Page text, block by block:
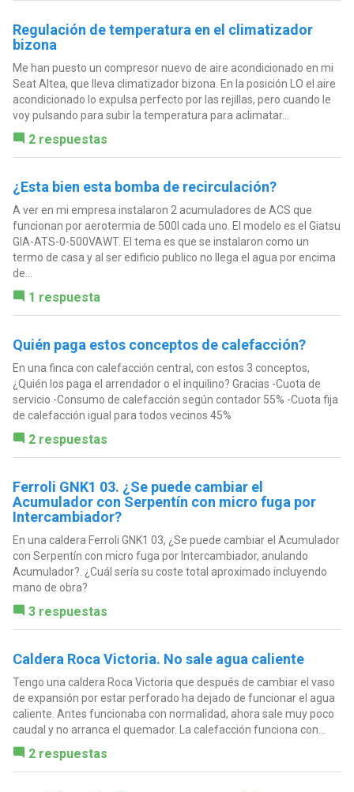
Regulación de temperatura en el climatizador
bizona
Me han puesto un compresor nuevo de aire acondicionado en mi
Seat Altea, que lleva climatizador bizona. En la posición LO el aire
acondicionado lo expulsa perfecto por las rejillas, pero cuando le
voy pulsando para subir la temperatura para aclimatar...
2 respuestas
¿Esta bien esta bomba de recirculación?
A ver en mi empresa instalaron 2 acumuladores de ACS que
funcionan por aerotermia de 500l cada uno. El modelo es el Giatsu
GIA-ATS-0-500VAWT. El tema es que se instalaron como un
termo de casa y al ser edificio publico no llega el agua por encima
de...
1 respuesta
Quién paga estos conceptos de calefacción?
En una finca con calefacción central, con estos 3 conceptos,
¿Quién los paga el arrendador o el inquilino? Gracias -Cuota de
servicio -Consumo de calefacción según contador 55% -Cuota fija
de calefacción igual para todos vecinos 45%
2 respuestas
Ferroli GNK1 03. ¿Se puede cambiar el
Acumulador con Serpentín con micro fuga por
Intercambiador?
En una caldera Ferroli GNK1 03, ¿Se puede cambiar el Acumulador
con Serpentín con micro fuga por Intercambiador, anulando
Acumulador?. ¿Cuál sería su coste total aproximado incluyendo
mano de obra?
3 respuestas
Caldera Roca Victoria. No sale agua caliente
Tengo una caldera Roca Victoria que después de cambiar el vaso
de expansión por estar perforado ha dejado de funcionar el agua
caliente. Antes funcionaba con normalidad, ahora sale muy poco
caudal y no arranca el quemador. La calefacción funciona con...
2 respuestas